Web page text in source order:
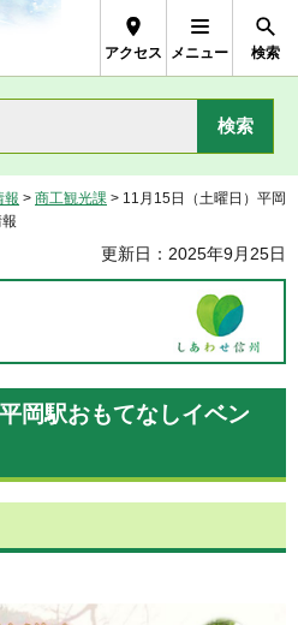
Prefecture
アクセス メニュー 検索
報 > 商工観光課 > 11月15日（土曜日）平岡
更新日：2025年9月25日
岡駅おもてなしイベン